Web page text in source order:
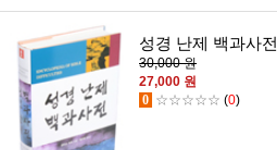
성경 난제 백과사전
30,000 원
27,000 원
0 ☆☆☆☆☆ (0)